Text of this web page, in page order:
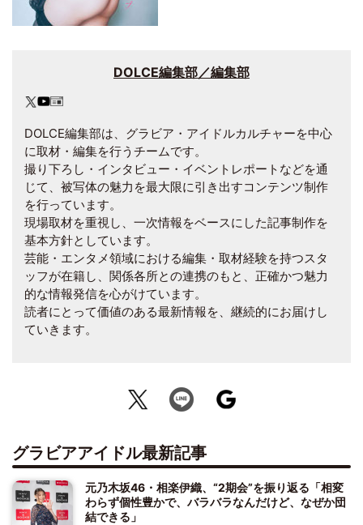
DOLCE編集部／編集部
DOLCE編集部は、グラビア・アイドルカルチャーを中心
に取材・編集を行うチームです。
撮り下ろし・インタビュー・イベントレポートなどを通
じて、被写体の魅力を最大限に引き出すコンテンツ制作
を行っています。
現場取材を重視し、一次情報をベースにした記事制作を
基本方針としています。
芸能・エンタメ領域における編集・取材経験を持つスタ
ッフが在籍し、関係各所との連携のもと、正確かつ魅力
的な情報発信を心がけています。
読者にとって価値のある最新情報を、継続的にお届けし
ていきます。
グラビアアイドル最新記事
元乃木坂46・相楽伊織、“2期会”を振り返る「相変
わらず個性豊かで、バラバラなんだけど、なぜか団
結できる」